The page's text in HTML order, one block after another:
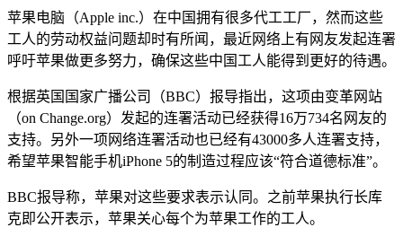
苹果电脑（Apple inc.）在中国拥有很多代工工厂，然而这些
工人的劳动权益问题却时有所闻，最近网络上有网友发起连署
呼吁苹果做更多努力，确保这些中国工人能得到更好的待遇。
根据英国国家广播公司（BBC）报导指出，这项由变革网站
（on Change.org）发起的连署活动已经获得16万734名网友的
支持。另外一项网络连署活动也已经有43000多人连署支持，
希望苹果智能手机iPhone 5的制造过程应该“符合道德标准”。
BBC报导称，苹果对这些要求表示认同。之前苹果执行长库
克即公开表示，苹果关心每个为苹果工作的工人。